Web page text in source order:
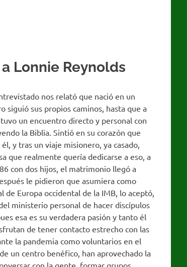
Lonnie Reynolds
nos relató que nació en un
siguió sus propios caminos, hasta que a
un encuentro directo y personal con
la Biblia. Sintió en su corazón que
y tras un viaje misionero, ya casado,
que realmente quería dedicarse a eso, a
con dos hijos, el matrimonio llegó a
le pidieron que asumiera como
de Europa occidental de la IMB, lo aceptó,
ministerio personal de hacer discípulos
esa es su verdadera pasión y tanto él
de tener contacto estrecho con las
la pandemia como voluntarios en el
un centro benéfico, han aprovechado la
con la gente, formar grupos,